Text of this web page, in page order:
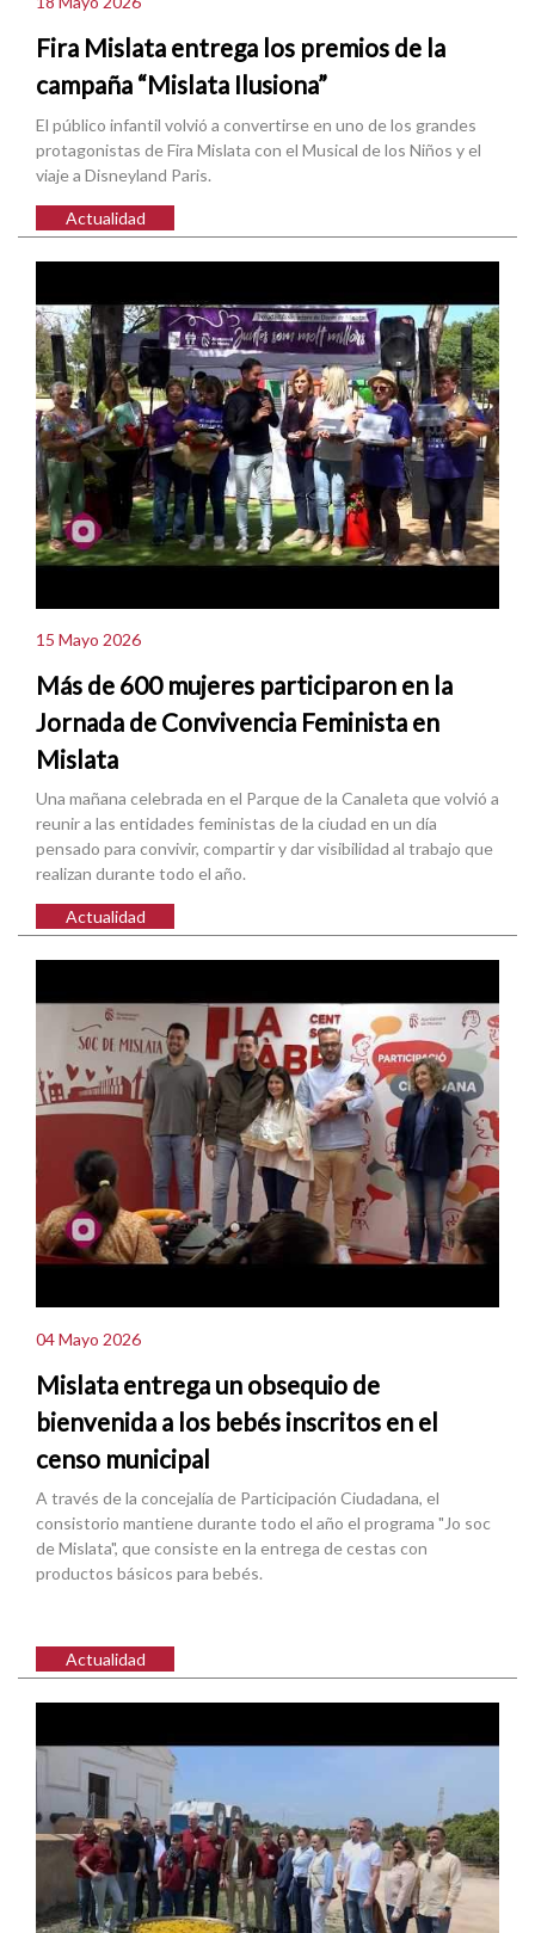
Fira Mislata entrega los premios de la
campaña “Mislata Ilusiona”
El público infantil volvió a convertirse en uno de los grandes
protagonistas de Fira Mislata con el Musical de los Niños y el
viaje a Disneyland Paris.
Actualidad
15 Mayo 2026
Más de 600 mujeres participaron en la
Jornada de Convivencia Feminista en
Mislata
Una mañana celebrada en el Parque de la Canaleta que volvió a
reunir a las entidades feministas de la ciudad en un día
pensado para convivir, compartir y dar visibilidad al trabajo que
realizan durante todo el año.
Actualidad
04 Mayo 2026
Mislata entrega un obsequio de
bienvenida a los bebés inscritos en el
censo municipal
A través de la concejalía de Participación Ciudadana, el
consistorio mantiene durante todo el año el programa "Jo soc
de Mislata", que consiste en la entrega de cestas con
productos básicos para bebés.
Actualidad